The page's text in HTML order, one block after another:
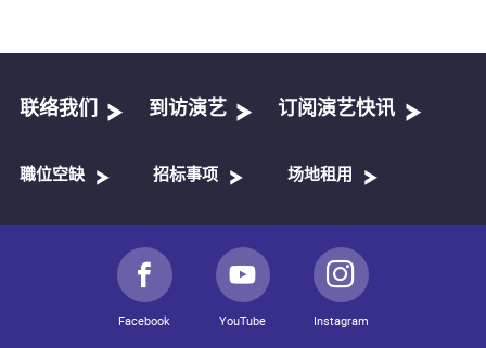
联络我们 到访演艺 订阅演艺快讯
職位空缺 招标事项 场地租用
Facebook YouTube Instagram